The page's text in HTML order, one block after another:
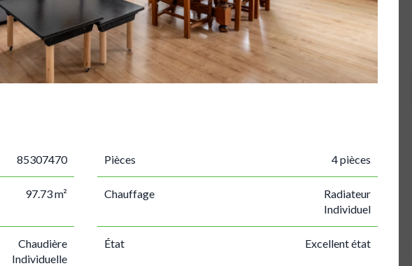
85307470 Pièces 4 pièces
97.73 m² Chauffage
Radiateur
Individuel
Chaudière
Individuelle
État Excellent état